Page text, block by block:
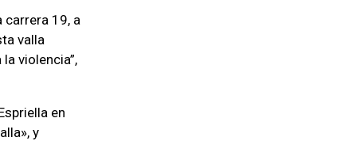
carrera 19, a
valla
violencia”,
en
y